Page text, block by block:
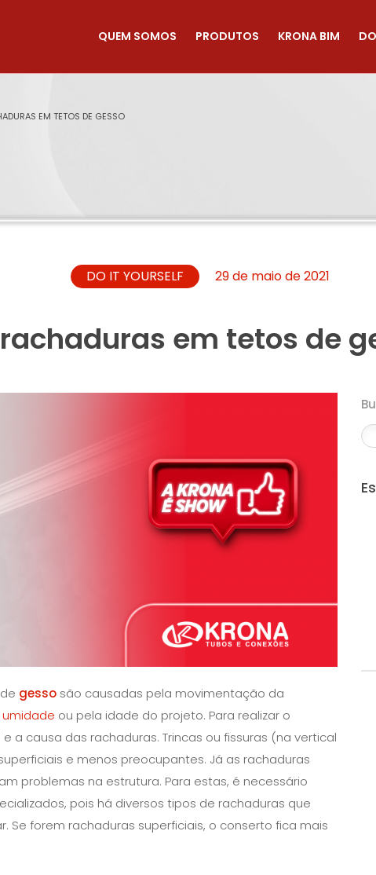
QUEM SOMOS PRODUTOS KRONA BIM
EM TETOS DE GESSO
DO IT YOURSELF 29 de maio de 2021
em tetos de
gesso são causadas pela movimentação da
umidade ou pela idade do projeto. Para realizar o
a causa das rachaduras. Trincas ou fissuras (na vertical
e menos preocupantes. Já as rachaduras
problemas na estrutura. Para estas, é necessário
pois há diversos tipos de rachaduras que
Se forem rachaduras superficiais, o conserto fica mais